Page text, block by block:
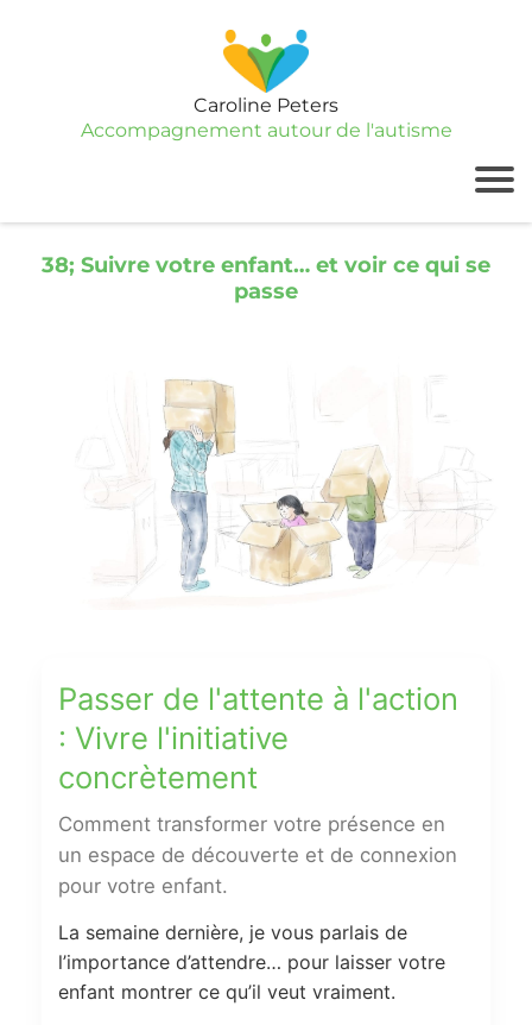
Caroline Peters
Accompagnement autour de l'autisme
38; Suivre votre enfant… et voir ce qui se
passe
Passer de l'attente à l'action
: Vivre l'initiative
concrètement
Comment transformer votre présence en
un espace de découverte et de connexion
pour votre enfant.
La semaine dernière, je vous parlais de
l’importance d’attendre… pour laisser votre
enfant montrer ce qu’il veut vraiment.